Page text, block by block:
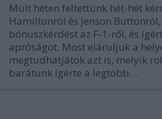
Múlt héten feltettünk hét-hét
Hamiltonról és Jenson
bónuszkérdést az F-1-ről, és
apróságot. Most eláruljuk a
megtudhatjátok azt is, melyik
barátunk ígérte a legtöbb…